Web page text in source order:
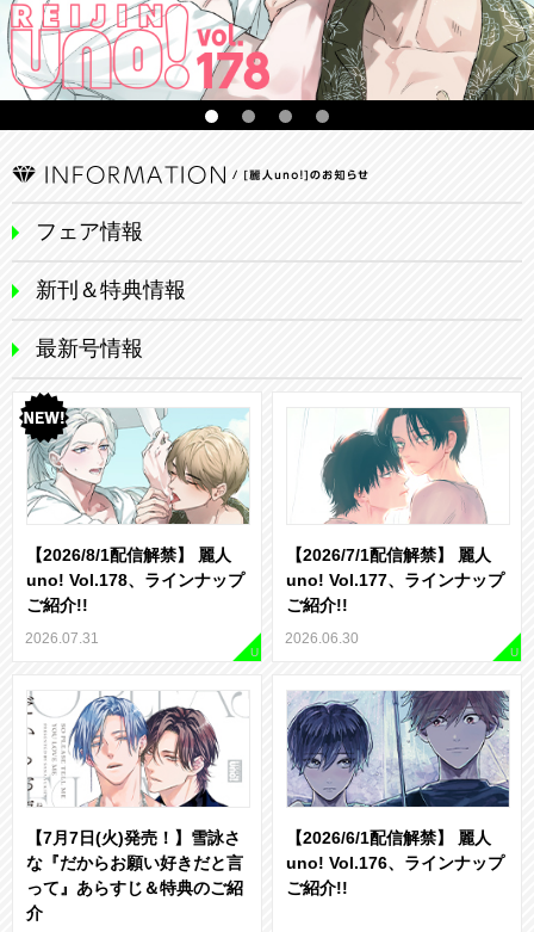
フェア情報
新刊＆特典情報
最新号情報
【2026/8/1配信解禁】 麗人
uno! Vol.178、ラインナップ
ご紹介!!
2026.07.31
U
【2026/7/1配信解禁】 麗人
uno! Vol.177、ラインナップ
ご紹介!!
2026.06.30
U
【7月7日(火)発売！】雪詠さ
な『だからお願い好きだと言
って』あらすじ＆特典のご紹
介
【2026/6/1配信解禁】 麗人
uno! Vol.176、ラインナップ
ご紹介!!